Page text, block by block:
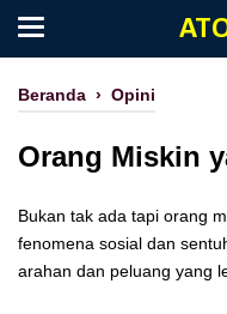
Beranda › Opini
Orang Miskin
Bukan tak ada tapi orang
fenomena sosial dan
arahan dan peluang yang